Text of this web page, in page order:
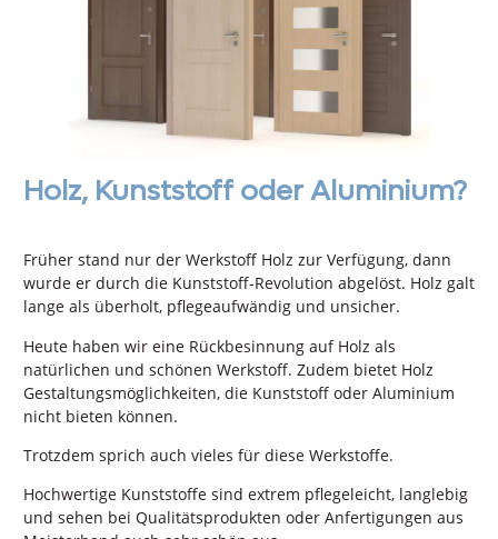
Holz, Kunststoff oder Aluminium?
Früher stand nur der Werkstoff Holz zur Verfügung, dann
wurde er durch die Kunststoff-Revolution abgelöst. Holz galt
lange als überholt, pflegeaufwändig und unsicher.
Heute haben wir eine Rückbesinnung auf Holz als
natürlichen und schönen Werkstoff. Zudem bietet Holz
Gestaltungsmöglichkeiten, die Kunststoff oder Aluminium
nicht bieten können.
Trotzdem sprich auch vieles für diese Werkstoffe.
Hochwertige Kunststoffe sind extrem pflegeleicht, langlebig
und sehen bei Qualitätsprodukten oder Anfertigungen aus